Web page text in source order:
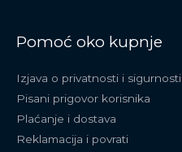
Pomoć oko kupnje
Izjava o privatnosti i sigurnosti
Pisani prigovor korisnika
Plaćanje i dostava
Reklamacija i povrati